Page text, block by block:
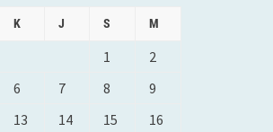
K J S M
1
2
6 7 8
9
13 14 15
16